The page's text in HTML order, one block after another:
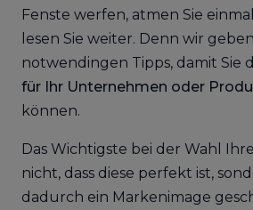
Fenste werfen, atmen Sie
lesen Sie weiter. Denn wir
notwendingen Tipps, damit Sie
für Ihr Unternehmen oder
können.
Das Wichtigste bei der Wahl
nicht, dass diese perfekt ist,
dadurch ein Markenimage